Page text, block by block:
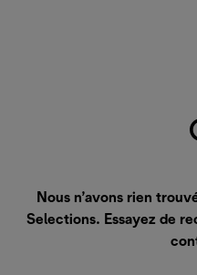
Nous n’avons rien
Selections. Essayez de